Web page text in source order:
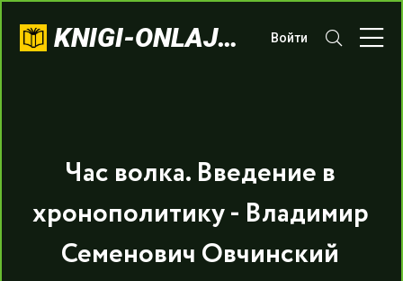
KNIGI-ONLAJN.COM Войти
Час волка. Введение в
хронополитику - Владимир
Семенович Овчинский